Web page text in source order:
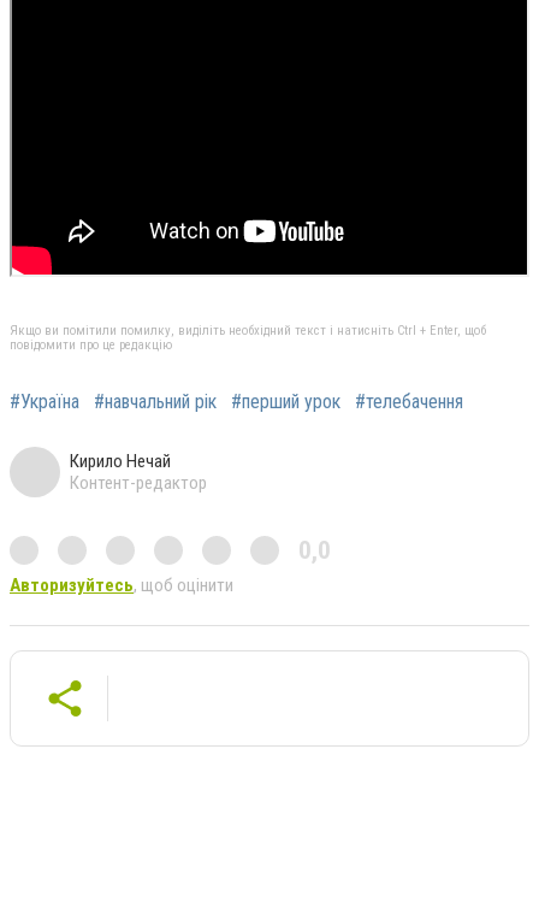
Якщо ви помітили помилку, виділіть необхідний текст і натисніть Ctrl + Enter, щоб
повідомити про це редакцію
#Україна #навчальний рік #перший урок #телебачення
Кирило Нечай
Контент-редактор
0,0
Авторизуйтесь, щоб оцінити